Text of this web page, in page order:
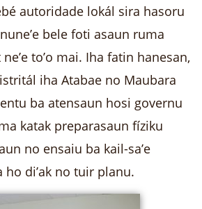
autoridade lokál sira hasoru
bele foti asaun ruma
to’o mai. Iha fatin hanesan,
iha Atabae no Maubara
ba atensaun hosi governu
katak preparasaun fíziku
no ensaiu ba kail-sa’e
ho di’ak no tuir planu.